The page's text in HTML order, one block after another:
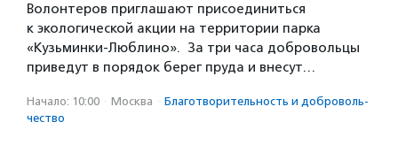
Волонтеров приглашают присоединиться
к экологической акции на территории парка
«Кузьминки-Люблино». За три часа добровольцы
приведут в порядок берег пруда и внесут…
Начало: 10:00 · Москва · Благотвори­тель­ность и доброволь­
чест­во